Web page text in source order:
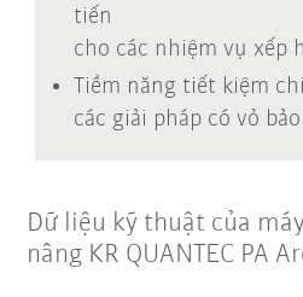
tiến
cho các nhiệm vụ xếp
Tiềm năng tiết kiệm
các giải pháp có vỏ
Dữ liệu kỹ thuật của
nâng KR QUANTEC PA